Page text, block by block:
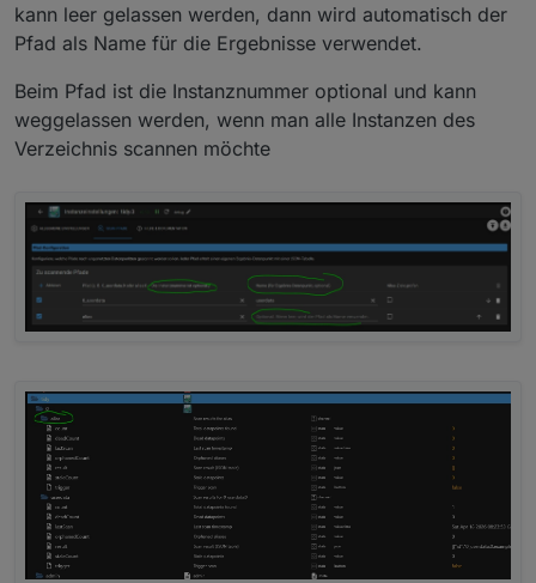
kann leer gelassen werden, dann wird automatisch der
Pfad als Name für die Ergebnisse verwendet.
Beim Pfad ist die Instanznummer optional und kann
weggelassen werden, wenn man alle Instanzen des
Verzeichnis scannen möchte